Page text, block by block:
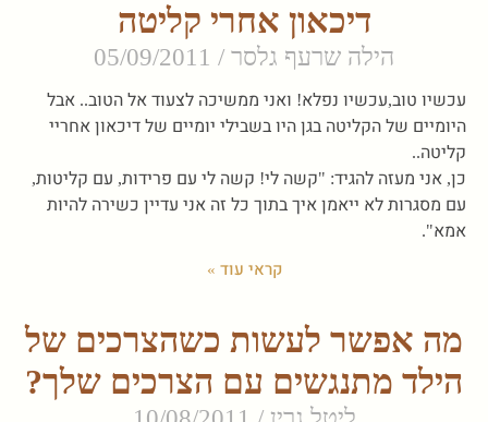
דיכאון אחרי קליטה
הילה שרעף גלסר
עכשיו טוב,עכשיו נפלא! ואני ממשיכה לצעוד אל הטוב.. אבל
היומיים של הקליטה בגן היו בשבילי יומיים של דיכאון אחריי
קליטה..
כן, אני מעזה להגיד: "קשה לי! קשה לי עם פרידות, עם קליטות,
עם מסגרות לא ייאמן איך בתוך כל זה אני עדיין כשירה להיות
אמא".
קראי עוד »
מה אפשר לעשות כשהצרכים של
הילד מתנגשים עם הצרכים שלך?